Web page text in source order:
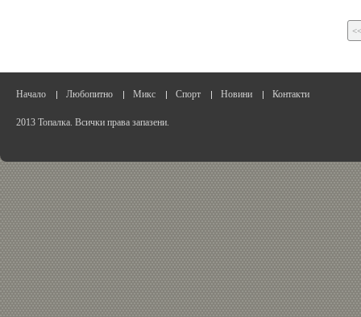
<<
Начало Любопитно Микс Спорт Новини Контакти
2013 Топалка. Всички права запазени.